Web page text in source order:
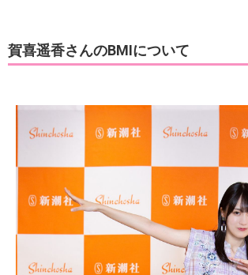
賀喜遥香さんのBMIについて